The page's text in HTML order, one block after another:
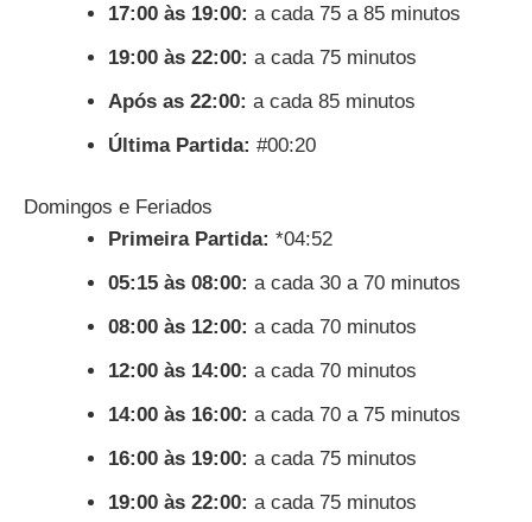
17:00 às 19:00: a cada 75 a 85 minutos
19:00 às 22:00: a cada 75 minutos
Após as 22:00: a cada 85 minutos
Última Partida: #00:20
Domingos e Feriados
Primeira Partida: *04:52
05:15 às 08:00: a cada 30 a 70 minutos
08:00 às 12:00: a cada 70 minutos
12:00 às 14:00: a cada 70 minutos
14:00 às 16:00: a cada 70 a 75 minutos
16:00 às 19:00: a cada 75 minutos
19:00 às 22:00: a cada 75 minutos